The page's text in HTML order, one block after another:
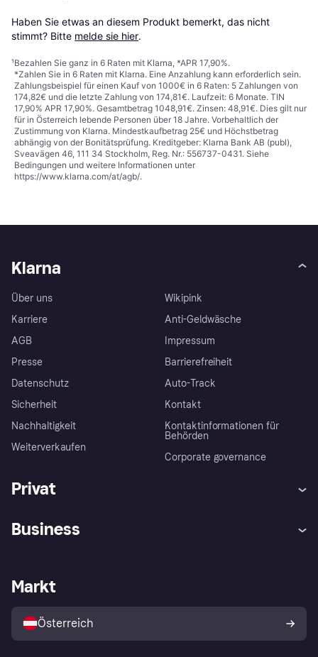
Haben Sie etwas an diesem Produkt bemerkt, das nicht
stimmt? Bitte melde sie hier.
¹Bezahlen Sie ganz in 6 Raten mit Klarna, *APR 17,90%.
*Zahlen Sie in 6 Raten mit Klarna. Eine Anzahlung kann erforderlich sein.
Zahlungsbeispiel für einen Kauf von 1000€ in 6 Raten: 5 Zahlungen von
174,82€ und die letzte Zahlung von 174,81€. Laufzeit: 6 Monate. TIN
17,90% APR 17,90%. Gesamtbetrag 1048,91€. Zinsen: 48,91€. Dies gilt nur
für in Österreich lebende Personen über 18 Jahre. Vorbehaltlich der
Zustimmung von Klarna. Mindestkaufbetrag 25€ und Höchstbetrag
abhängig von der Bonitätsprüfung. Kreditgeber: Klarna Bank AB (publ),
Sveavägen 46, 111 34 Stockholm, Reg. Nr.: 556737-0431. Siehe
Bedingungen und weitere Informationen unter
https://www.klarna.com/at/agb/.
Klarna
Über uns
Karriere
AGB
Presse
Datenschutz
Sicherheit
Nachhaltigkeit
Weiterverkaufen
Wikipink
Anti-Geldwäsche
Impressum
Barrierefreiheit
Auto-Track
Kontakt
Kontaktinformationen für
Behörden
Corporate governance
Privat
Shops entdecken
Business
Händlerportal
Markt
Österreich